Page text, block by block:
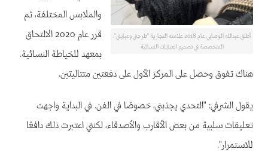
أطلق عبدالله الوصابي عام 2018 علامته التجارية "طرحتي وعبايتي"،
المتخصصة في تصميم العبايات النسائية
والملابس المختلفة، ثم
قرر عام 2020 الالتحاق
بمعهد للخياطة النسائية.
هناك تفوق وحصل على المركز الأول على دفعتين متتاليتين.
يقول الشرفي: "التحدي يجذبني، خصوصًا في الفن. في البداية واجهت
تعليقات سلبية من بعض الأقارب والأصدقاء، لكنني اعتبرت ذلك دافعًا
للاستمرار".